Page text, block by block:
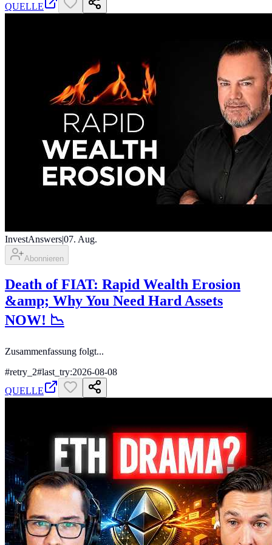
QUELLE
InvestAnswers|07. Aug.
Abonnieren
Death of FIAT: Rapid Wealth Erosion
&amp; Why You Need Hard Assets
NOW! 📉
Zusammenfassung folgt...
#retry_2#last_try:2026-08-08
QUELLE